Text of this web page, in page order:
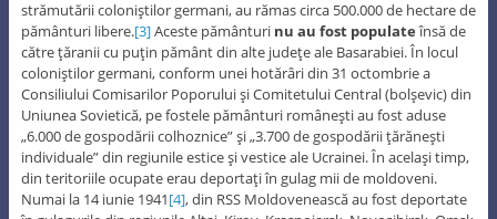
strămutării coloniştilor germani, au rămas circa 500.000 de hectare de
pământuri libere.[3]Aceste pământuri nu au fost populateînsă de
către ţăranii cu puţin pământ din alte judeţe ale Basarabiei. În locul
coloniştilor germani, conform unei hotărâri din 31 octombrie a
Consiliului Comisarilor Poporului şi Comitetului Central (bolşevic) din
Uniunea Sovietică, pe fostele pământuri româneşti au fost aduse
„6.000 de gospodării colhoznice” şi „3.700 de gospodării ţărăneşti
individuale” din regiunile estice şi vestice ale Ucrainei. În acelaşi timp,
din teritoriile ocupate erau deportaţi în gulag mii de moldoveni.
Numai la 14 iunie 1941[4], din RSS Moldovenească au fost deportate